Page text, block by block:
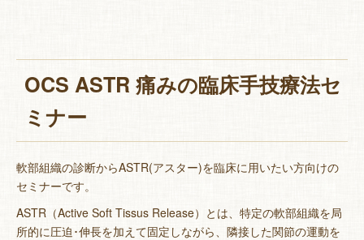
OCS ASTR 痛みの臨床手技療法セ
ミナー
軟部組織の診断からASTR(アスター)を臨床に用いたい方向けの
セミナーです。
ASTR（Active Soft Tissus Release）とは、特定の軟部組織を局
所的に圧迫･伸長を加えて固定しながら、隣接した関節の運動を